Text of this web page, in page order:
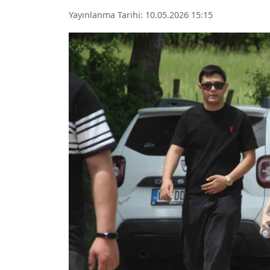
Yayınlanma Tarihi: 10.05.2026 15:15